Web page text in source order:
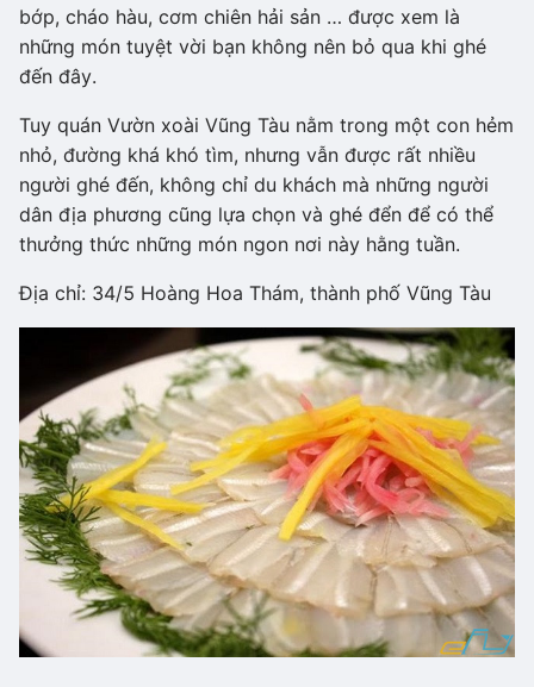
bớp, cháo hàu, cơm chiên hải sản … được xem là
những món tuyệt vời bạn không nên bỏ qua khi ghé
đến đây.
Tuy quán Vườn xoài Vũng Tàu nằm trong một con hẻm
nhỏ, đường khá khó tìm, nhưng vẫn được rất nhiều
người ghé đến, không chỉ du khách mà những người
dân địa phương cũng lựa chọn và ghé đển để có thể
thưởng thức những món ngon nơi này hằng tuần.
Địa chỉ: 34/5 Hoàng Hoa Thám, thành phố Vũng Tàu